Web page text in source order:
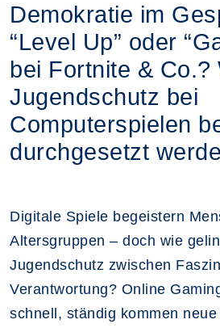
Demokratie im
“Level Up” oder
bei Fortnite & Co.?
Jugendschutz bei
Computerspielen
durchgesetzt
Digitale Spiele begeistern
Altersgruppen – doch wie
Jugendschutz zwischen
Verantwortung? Online
schnell, ständig kommen